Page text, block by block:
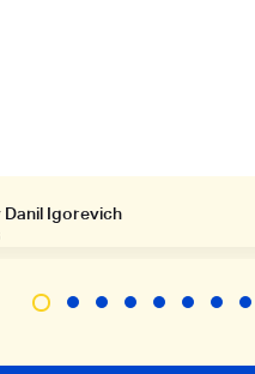
обслуживанию.
Igorevich